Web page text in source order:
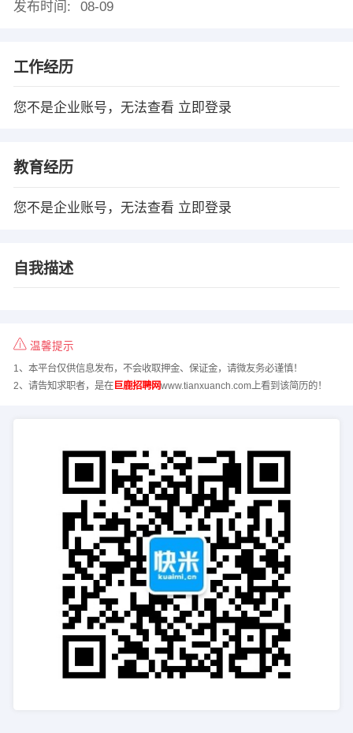
发布时间:
08-09
工作经历
您不是企业账号，无法查看 立即登录
教育经历
您不是企业账号，无法查看 立即登录
自我描述
温馨提示
1、本平台仅供信息发布，不会收取押金、保证金，请微友务必谨慎！
2、请告知求职者，是在巨鹿招聘网www.tianxuanch.com上看到该简历的！